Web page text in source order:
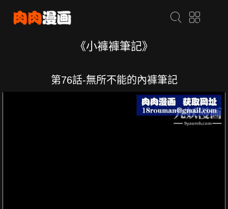
《小褲褲筆記》
第76話-無所不能的內褲筆記